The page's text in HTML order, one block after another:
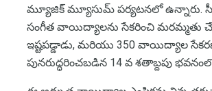
మ్యూజిక్ మ్యూసుమ్ పర్యటనలో ఉన్నారు.
సంగీత వాయిద్యాలను సేకరించి
ఇష్టపడ్డాడు, మరియు 350 వాయిద్యాల
పునరుద్ధరించబడిన 14 వ శతాబ్దపు